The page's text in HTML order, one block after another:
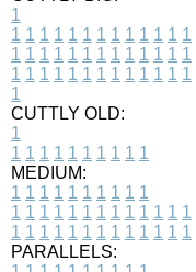
1
1 1 1 1 1 1 1 1 1 1 1 1 1
1 1 1 1 1 1 1 1 1 1 1 1 1
1 1 1 1 1 1 1 1 1 1 1 1 1
1
CUTTLY OLD:
1
1 1 1 1 1 1 1 1 1 1
MEDIUM:
1 1 1 1 1 1 1 1 1 1
1 1 1 1 1 1 1 1 1 1 1 1 1
1 1 1 1 1 1 1 1 1 1 1 1 1
PARALLELS: